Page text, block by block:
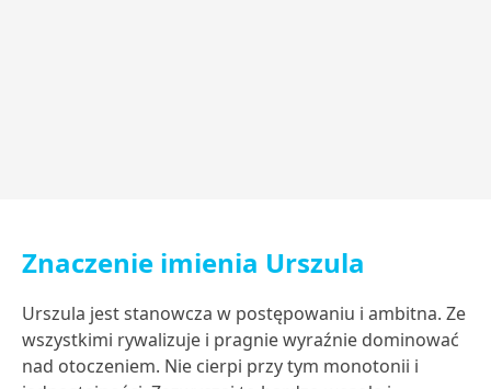
Znaczenie imienia Urszula
Urszula jest stanowcza w postępowaniu i ambitna. Ze
wszystkimi rywalizuje i pragnie wyraźnie dominować
nad otoczeniem. Nie cierpi przy tym monotonii i